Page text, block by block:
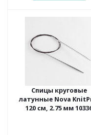
Спицы круговые
латунные Nova
120 см, 2.75 мм